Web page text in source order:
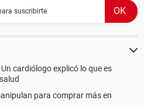
cardiólogo explicó lo que es
para comprar más en